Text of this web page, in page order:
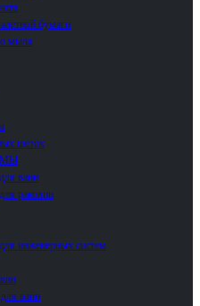
бумаги
мыла
щеток
ванн
раковин
инженерных систем
ванн